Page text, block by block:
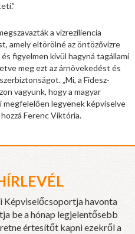
a vízreziliencia
amely eltörölné az öntözővízre
figyelmen kívül hagyná tagállami
meg ezt az árnövekedést és
„Mi, a Fidesz-
vagyunk, hogy a magyar
megfelelően legyenek képviselve
Ferenc Viktória.
Képviselőcsoportja havonta
be a hónap legjelentősebb
értesítőt kapni ezekről a